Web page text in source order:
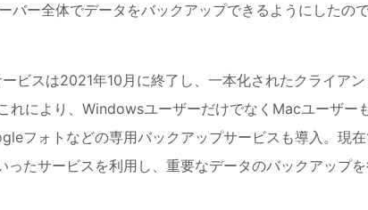
ー全体でデータをバックアップできるようにしたの
ビスは2021年10月に終了し、一本化されたクライア
れにより、WindowsユーザーだけでなくMacユーザー
フォトなどの専用バックアップサービスも導入。現
たサービスを利用し、重要なデータのバックアップ